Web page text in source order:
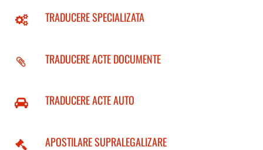
TRADUCERE SPECIALIZATA
TRADUCERE ACTE DOCUMENTE
TRADUCERE ACTE AUTO
APOSTILARE SUPRALEGALIZARE